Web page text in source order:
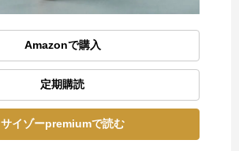
Amazonで購入
定期購読
サイゾーpremiumで読む